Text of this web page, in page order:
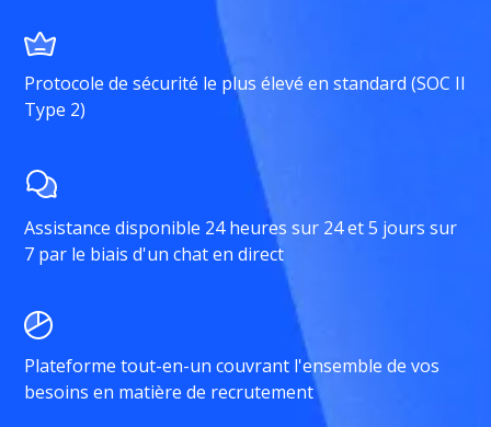
Protocole de sécurité le plus élevé en standard (SOC II
Type 2)
Assistance disponible 24 heures sur 24 et 5 jours sur
7 par le biais d'un chat en direct
Plateforme tout-en-un couvrant l'ensemble de vos
besoins en matière de recrutement